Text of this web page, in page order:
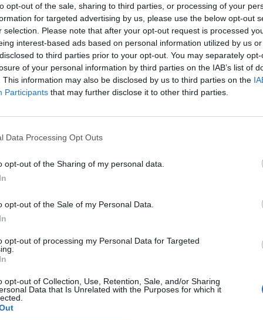
opt-out of the sale, sharing to third parties, or processing of your
for targeted advertising by us, please use the below opt-out
selection. Please note that after your opt-out request is processed
interest-based ads based on personal information utilized by us
to third parties prior to your opt-out. You may separately
of your personal information by third parties on the IAB’s list of
This information may also be disclosed by us to third parties on the
Participants that may further disclose it to other third parties.
Data Processing Opt Outs
opt-out of the Sharing of my personal data.
opt-out of the Sale of my Personal Data.
opt-out of processing my Personal Data for Targeted
opt-out of Collection, Use, Retention, Sale, and/or Sharing
Data that Is Unrelated with the Purposes for which it
Tai ne tik renginiai – tai naujas miesto
pažvelgti į garažus visiškai kitaip, kaip į
ir kūryba.
skirtingų įstaigų kūrybinės stotelės–garažai,
ir bendruomeninės veiklos. Prie iniciatyvos
biblioteka, Gargždų kultūros centras, Gargždų atviras
vaikų ir jaunimo laisvalaikio centras bei Gargždų